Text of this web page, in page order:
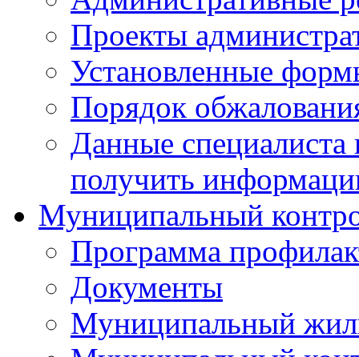
Проекты
Установленные
Порядок
Данные
получить
Муниципальный
Программа
Документы
Муниципальный